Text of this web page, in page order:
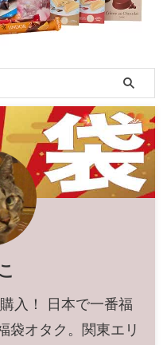
入！ 日本で一番福
袋オタク。関東エリ